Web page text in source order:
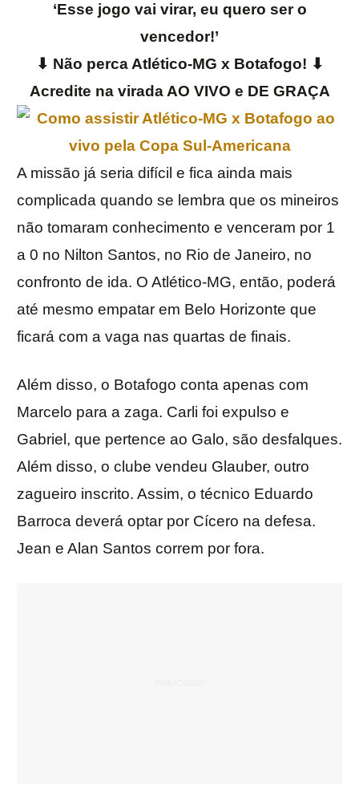
‘Esse jogo vai virar, eu quero ser o
vencedor!’
⬇ Não perca Atlético-MG x Botafogo! ⬇
Acredite na virada AO VIVO e DE GRAÇA
A missão já seria difícil e fica ainda mais
complicada quando se lembra que os mineiros
não tomaram conhecimento e venceram por 1
a 0 no Nilton Santos, no Rio de Janeiro, no
confronto de ida. O Atlético-MG, então, poderá
até mesmo empatar em Belo Horizonte que
ficará com a vaga nas quartas de finais.
Além disso, o Botafogo conta apenas com
Marcelo para a zaga. Carli foi expulso e
Gabriel, que pertence ao Galo, são desfalques.
Além disso, o clube vendeu Glauber, outro
zagueiro inscrito. Assim, o técnico Eduardo
Barroca deverá optar por Cícero na defesa.
Jean e Alan Santos correm por fora.